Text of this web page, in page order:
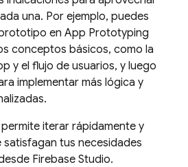
una. Por ejemplo, puedes
en App Prototyping
conceptos básicos, como la
y el flujo de usuarios, y luego
implementar más lógica y
iterar rápidamente y
tus necesidades
Firebase Studio.